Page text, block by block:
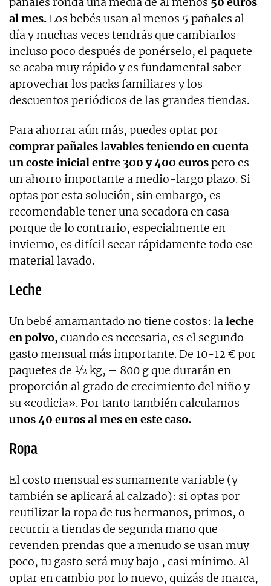
al mes. Los bebés usan al menos 5 pañales al
día y muchas veces tendrás que cambiarlos
incluso poco después de ponérselo, el paquete
se acaba muy rápido y es fundamental saber
aprovechar los packs familiares y los
descuentos periódicos de las grandes tiendas.
Para ahorrar aún más, puedes optar por
comprar pañales lavables teniendo en cuenta
un coste inicial entre 300 y 400 eurospero es
un ahorro importante a medio-largo plazo. Si
optas por esta solución, sin embargo, es
recomendable tener una secadora en casa
porque de lo contrario, especialmente en
invierno, es difícil secar rápidamente todo ese
material lavado.
Leche
Un bebé amamantado no tiene costos: laleche
en polvo, cuando es necesaria, es el segundo
gasto mensual más importante. De 10-12 € por
paquetes de ½ kg, – 800 g que durarán en
proporción al grado de crecimiento del niño y
su «codicia». Por tanto también calculamos
unos 40 euros al mes en este caso.
Ropa
El costo mensual es sumamente variable (y
también se aplicará al calzado): si optas por
reutilizar la ropa de tus hermanos, primos, o
recurrir a tiendas de segunda mano que
revenden prendas que a menudo se usan muy
poco, tu gasto será muy bajo , casi mínimo. Al
optar en cambio por lo nuevo, quizás de marca,